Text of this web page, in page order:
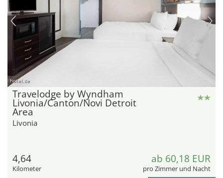
hotel.de
Travelodge by Wyndham
Livonia/Canton/Novi Detroit
Area
Livonia
4,64
Kilometer
ab 60,18 EUR
pro Zimmer und Nacht